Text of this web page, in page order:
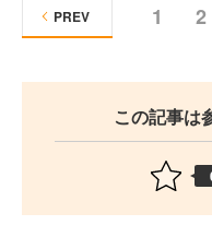
1 2
PREV
この記事は